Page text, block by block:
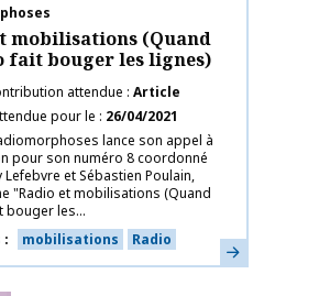
mobilisations (Quand
fait bouger les lignes)
attendue Article
pour le
26/04/2021
lance son appel à
pour son numéro 8 coordonné
et Sébastien Poulain,
"Radio et mobilisations (Quand
bouger les...
mobilisations Radio En savoir plus